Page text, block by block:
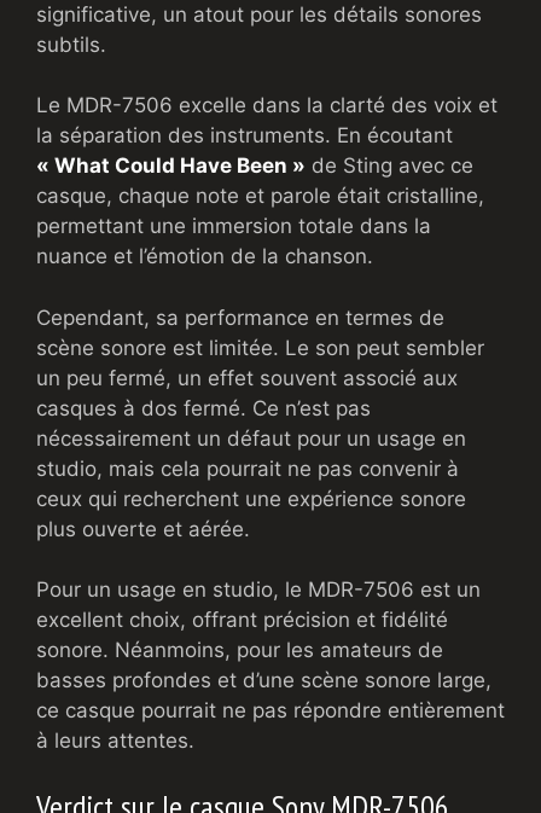
significative, un atout pour les détails sonores
subtils.
Le MDR-7506 excelle dans la clarté des voix et
la séparation des instruments. En écoutant
« What Could Have Been » de Sting avec ce
casque, chaque note et parole était cristalline,
permettant une immersion totale dans la
nuance et l’émotion de la chanson.
Cependant, sa performance en termes de
scène sonore est limitée. Le son peut sembler
un peu fermé, un effet souvent associé aux
casques à dos fermé. Ce n’est pas
nécessairement un défaut pour un usage en
studio, mais cela pourrait ne pas convenir à
ceux qui recherchent une expérience sonore
plus ouverte et aérée.
Pour un usage en studio, le MDR-7506 est un
excellent choix, offrant précision et fidélité
sonore. Néanmoins, pour les amateurs de
basses profondes et d’une scène sonore large,
ce casque pourrait ne pas répondre entièrement
à leurs attentes.